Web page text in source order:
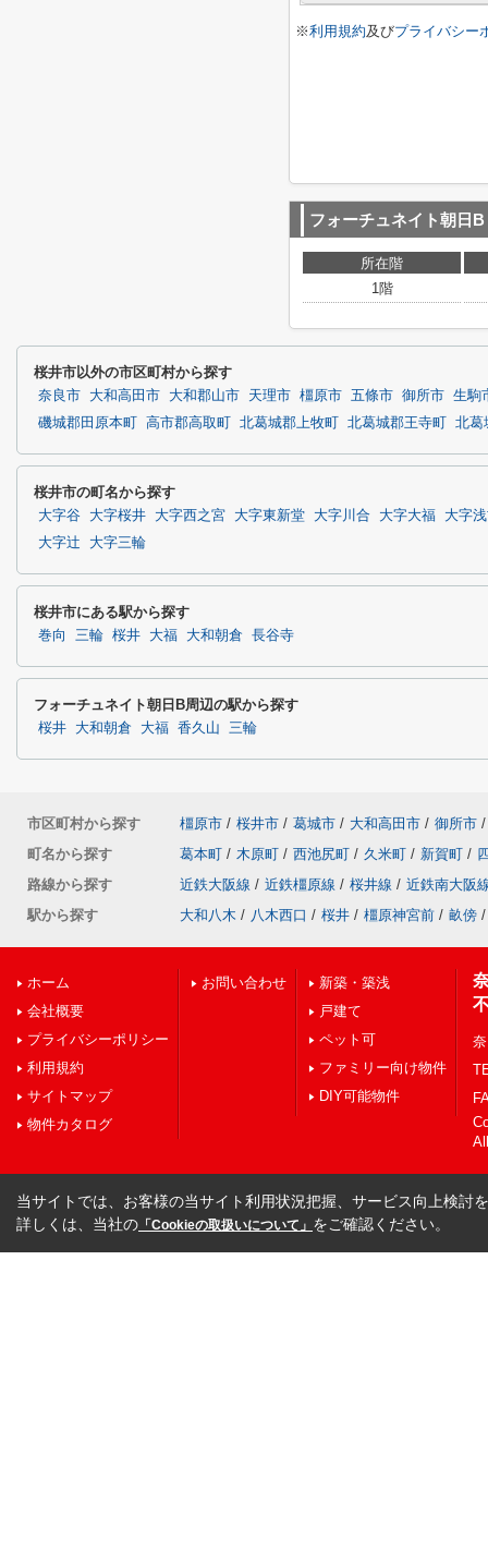
※利用規約及びプライバシー
フォーチュネイト朝日B
所在階
1階
桜井市以外の市区町村から探す
奈良市 大和高田市 大和郡山市 天理市 橿原市 五條市 御所市 生駒
磯城郡田原本町
高市郡高取町 北葛城郡上牧町 北葛城郡王寺町 北葛
桜井市の町名から探す
大字谷 大字桜井 大字西之宮 大字東新堂 大字川合 大字大福
大字
大字辻
大字三輪
桜井市にある駅から探す
巻向 三輪 桜井 大福 大和朝倉 長谷寺
フォーチュネイト朝日B周辺の駅から探す
桜井 大和朝倉 大福 香久山 三輪
市区町村から探す 橿原市 / 桜井市 / 葛城市 / 大和高田市 / 御所市 /
町名から探す
葛本町 / 木原町 / 西池尻町 / 久米町 / 新賀町 /
路線から探す
近鉄大阪線 / 近鉄橿原線 / 桜井線 / 近鉄南大阪
駅から探す
大和八木 / 八木西口 / 桜井 / 橿原神宮前 / 畝傍 /
ホーム
会社概要
プライバシーポリシー
利用規約
サイトマップ
物件カタログ
お問い合わせ
新築・築浅
戸建て
ペット可
ファミリー向け物件
DIY可能物件
当サイトでは、お客様の当サイト利用状況把握、サービス向上検討
詳しくは、当社の 「Cookieの取扱いについて」 をご確認ください。